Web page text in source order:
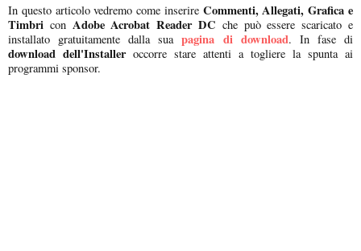
In questo articolo vedremo come inserire Commenti, Allegati, Grafica e
Timbri con Adobe Acrobat Reader DC che può essere scaricato e
installato gratuitamente dalla sua pagina di download. In fase di
download dell'Installeroccorre stare attenti a togliere la spunta ai
programmi sponsor.